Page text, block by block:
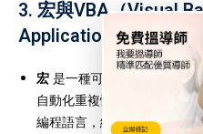
3. 宏與VBA（Visual
Applications）：
宏 是一種可以自動執行特定
自動化重複性操作，提升工
編程語言，編寫自定義的宏